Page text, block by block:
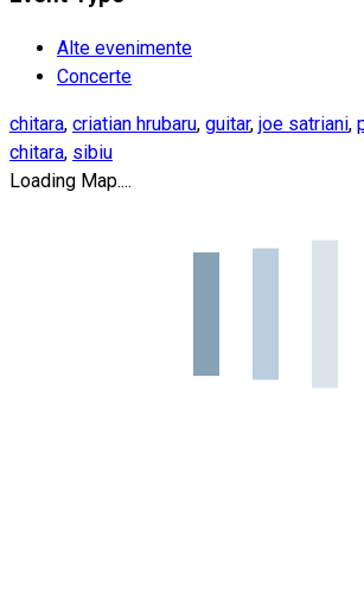
Alte evenimente
Concerte
chitara, criatian hrubaru, guitar, joe satriani,
chitara, sibiu
Loading Map....